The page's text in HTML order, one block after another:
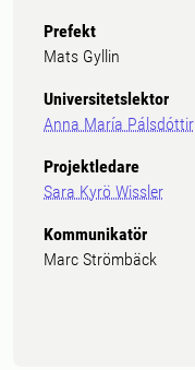
Prefekt
Mats Gyllin
Universitetslektor
Anna María Pálsdóttir
Projektledare
Sara Kyrö Wissler
Kommunikatör
Marc Strömbäck